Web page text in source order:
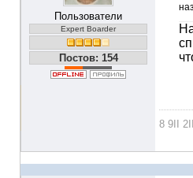
Пользователи
Expert Boarder
Постов: 154
8 9II